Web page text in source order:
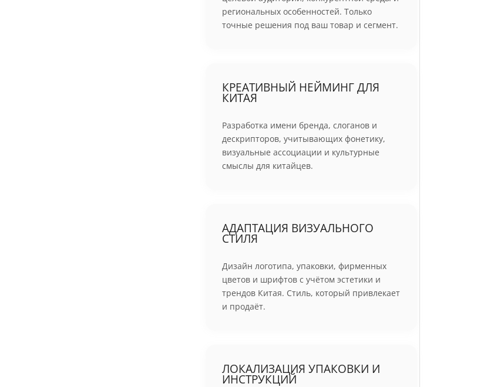
региональных особенностей. Только
точные решения под ваш товар и сегмент.
КРЕАТИВНЫЙ НЕЙМИНГ ДЛЯ
КИТАЯ
Разработка имени бренда, слоганов и
дескрипторов, учитывающих фонетику,
визуальные ассоциации и культурные
смыслы для китайцев.
АДАПТАЦИЯ ВИЗУАЛЬНОГО
СТИЛЯ
Дизайн логотипа, упаковки, фирменных
цветов и шрифтов с учётом эстетики и
трендов Китая. Стиль, который привлекает
и продаёт.
ЛОКАЛИЗАЦИЯ УПАКОВКИ И
ИНСТРУКЦИЙ